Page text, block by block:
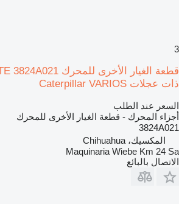
3
ذات عجلات Caterpillar VARIOS
السعر عند الطلب
أجزاء المحرك - قطعة الغيار الأخرى للمحرك
3824A021
المكسيك، Chihuahua
Maquinaria Wiebe Km 24 Sa
الاتصال بالبائع